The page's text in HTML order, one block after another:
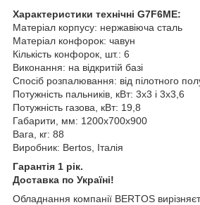
Характеристики технічні G7F6ME:
Матеріал корпусу: нержавіюча сталь
Матеріал конфорок: чавун
Кількість конфорок, шт.: 6
Виконання: на відкритій базі
Спосіб розпалювання: від пілотного
Потужність пальників, кВт: 3х3 і 3х3,6
Потужність газова, кВт: 19,8
Габарити, мм: 1200х700х900
Вага, кг: 88
Виробник: Bertos, Італія
Гарантія 1 рік.
Доставка по Україні!
Обладнання компанії BERTOS